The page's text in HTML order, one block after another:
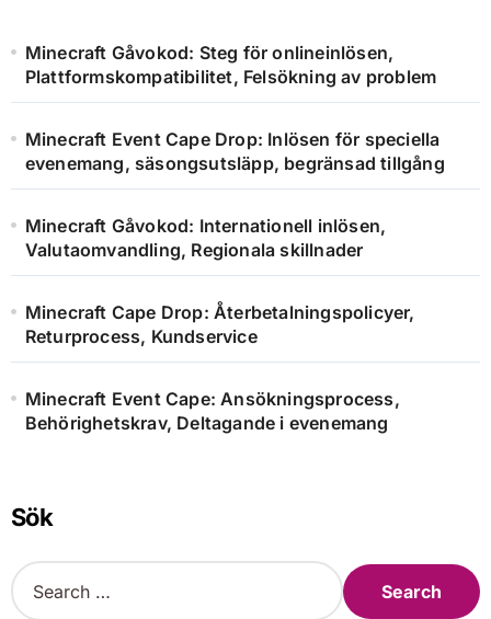
Minecraft Gåvokod: Steg för onlineinlösen,
Plattformskompatibilitet, Felsökning av problem
Minecraft Event Cape Drop: Inlösen för speciella
evenemang, säsongsutsläpp, begränsad tillgång
Minecraft Gåvokod: Internationell inlösen,
Valutaomvandling, Regionala skillnader
Minecraft Cape Drop: Återbetalningspolicyer,
Returprocess, Kundservice
Minecraft Event Cape: Ansökningsprocess,
Behörighetskrav, Deltagande i evenemang
Sök
S
e